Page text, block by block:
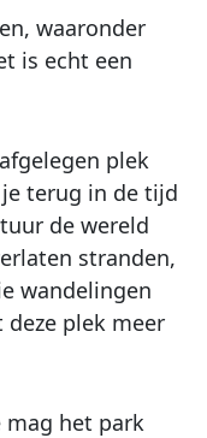
waaronder
is echt een
plek
terug in de tijd
de wereld
stranden,
wandelingen
plek meer
mag het park